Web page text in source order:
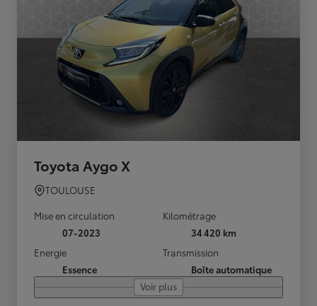
Toyota Aygo X
TOULOUSE
Mise en circulation
07-2023
Kilométrage
34 420 km
Energie
Essence
Transmission
Boîte automatique
Voir plus